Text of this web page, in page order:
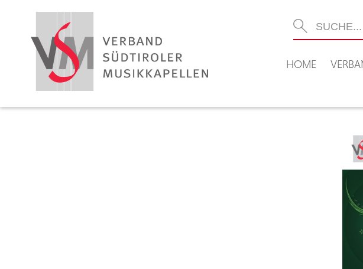
HOME